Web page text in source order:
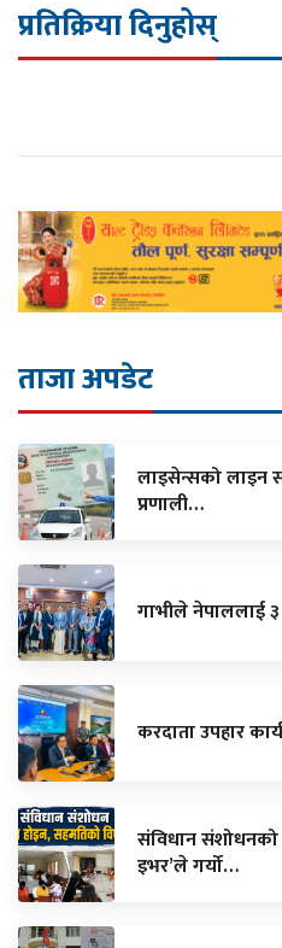
प्रतिक्रिया दिनुहोस्
ताजा अपडेट
लाइसेन्सको लाइन
प्रणाली…
गाभीले नेपाललाई
करदाता उपहार
संविधान संशोधनको
इभर’ले गर्यो…